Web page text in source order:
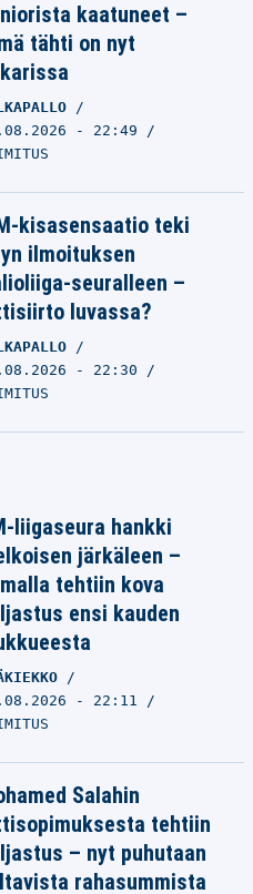
kaatuneet –
tähti on nyt
- 22:49
kisasensaatio teki
ilmoituksen
seuralleen –
luvassa?
- 22:30
liigaseura hankki
järkäleen –
tehtiin kova
ensi kauden
- 22:11
Salahin
tehtiin
– nyt puhutaan
rahasummista